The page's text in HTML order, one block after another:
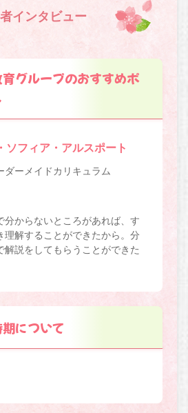
インタビュー
グループのおすすめポ
ソフィア・アルスポート
ダーメイドカリキュラム
分からないところがあれば、す
理解することができたから。分
解説をしてもらうことができた
について